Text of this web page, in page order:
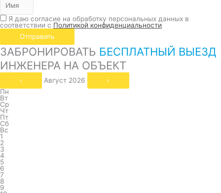
Я даю согласие на обработку персональных данных в
соответствии с Политикой конфиденциальности
Отправить
ЗАБРОНИРОВАТЬ БЕСПЛАТНЫЙ ВЫЕЗД
ИНЖЕНЕРА НА ОБЪЕКТ
‹ Август 2026
›
Пн
Вт
Ср
Чт
Пт
Сб
Вс
1
2
3
4
5
6
7
8
9